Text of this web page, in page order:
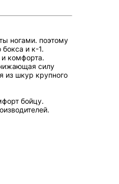
ногами. поэтому
и к-1.
и комфорта.
силу
из шкур крупного
бойцу.